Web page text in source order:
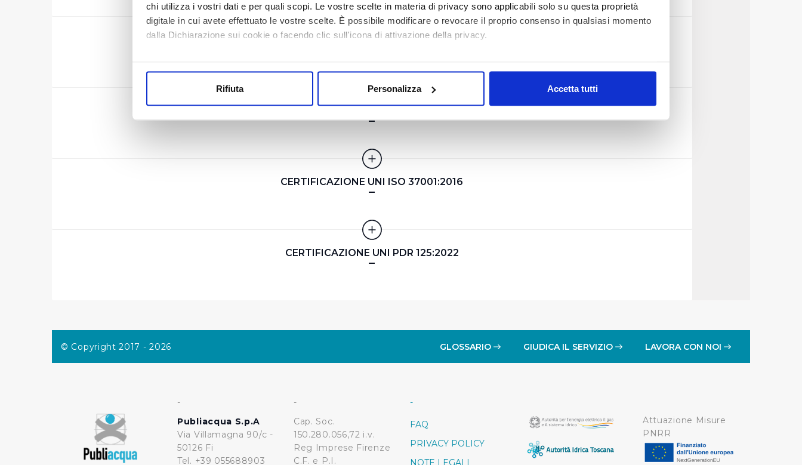
chi utilizza i vostri dati e per quali scopi. Le vostre scelte in materia di privacy sono applicabili solo su questa proprietà
digitale in cui avete effettuato le vostre scelte. È possibile modificare o revocare il proprio consenso in qualsiasi momento
dalla Dichiarazione sui cookie o facendo clic sull'icona di attivazione della privacy.
Identificare il tuo dispositivo, scansionandolo attivamente alla ricerca di caratteristiche specifiche (impronte
digitali).
Approfondisci come vengono elaborati i tuoi dati personali e imposta le tue preferenze nella
Utilizziamo dei cookie tecnici necessari per rendere fruibile il sito web abilitandone funzionalità di base quali la
navigazione sulle pagine e l'accesso alle aree protette. In linea con le preferenze manifestate dall’Utente e con i
modo in cui l’Utente utilizza il nostro sito con i nostri partner. Tali soggetti, che si occupano di analisi dei dati web,
pubblicità e social media, potrebbero combinare le informazioni ricevute con altre informazioni che l’Utente ha fornito
loro o che hanno raccolto dal suo utilizzo dei loro servizi.
Rifiuta Personalizza Accetta tutti
CERTIFICAZIONE SICUREZZA UNI ISO 45001:2018
CERTIFICAZIONE UNI ISO 37001:2016
CERTIFICAZIONE UNI PDR 125:2022
© Copyright 2017 - 2026 GLOSSARIO GIUDICA IL SERVIZIO LAVORA CON NOI
-
Publiacqua S.p.A
Via Villamagna 90/c -
50126 Fi
Tel. +39 055688903
-
Cap. Soc.
150.280.056,72 i.v.
Reg Imprese Firenze
C.F. e P.I.
-
FAQ
PRIVACY POLICY
NOTE LEGALI
Attuazione Misure
PNRR